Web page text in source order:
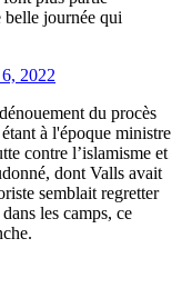
journée qui
2022
du procès
à l'époque ministre
contre l’islamisme et
dont Valls avait
semblait regretter
les camps, ce